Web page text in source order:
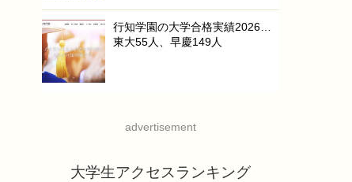
行知学園の大学合格実績2026…
東大55人、早慶149人
advertisement
大学生アクセスランキング